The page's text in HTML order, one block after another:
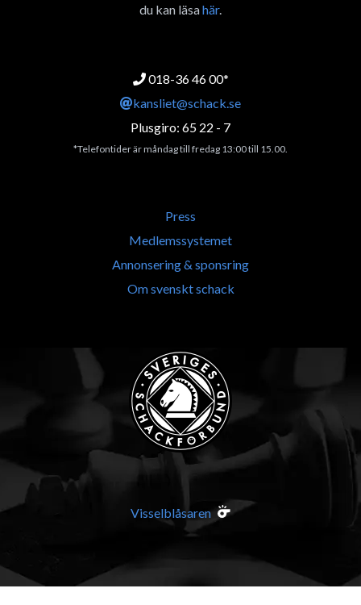
du kan läsahär.
018-36 46 00*
kansliet@schack.se
Plusgiro: 65 22 - 7
*Telefontider är måndag till fredag 13:00 till 15.00.
Press
Medlemssystemet
Annonsering & sponsring
Om svenskt schack
Visselblåsaren